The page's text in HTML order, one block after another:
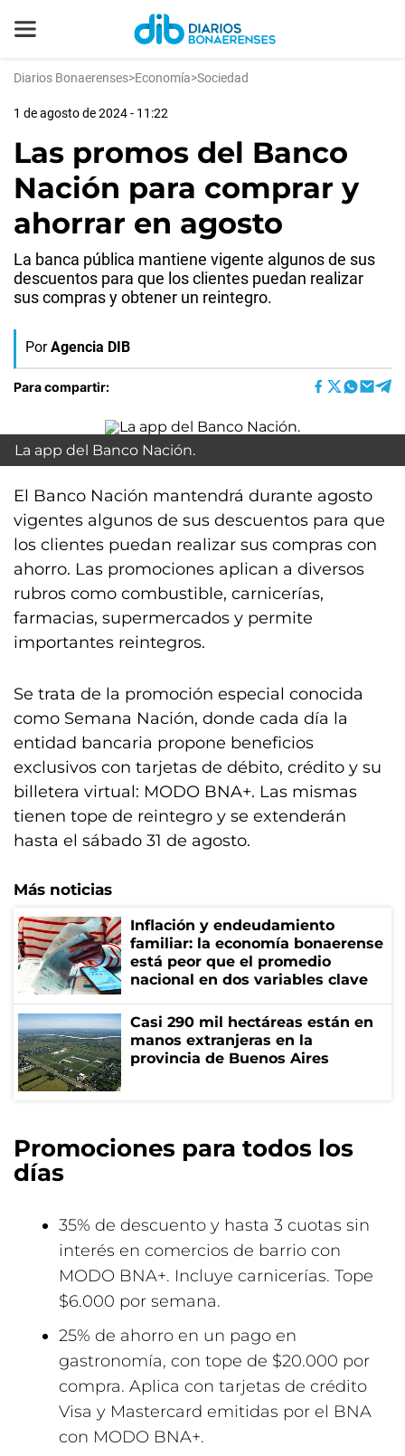
Diarios Bonaerenses>Economía>Sociedad
1 de agosto de 2024 - 11:22
Las promos del Banco
Nación para comprar y
ahorrar en agosto
La banca pública mantiene vigente algunos de sus
descuentos para que los clientes puedan realizar
sus compras y obtener un reintegro.
Por Agencia DIB
Para compartir:
La app del Banco Nación.
El Banco Nación mantendrá durante agosto
vigentes algunos de sus descuentos para que
los clientes puedan realizar sus compras con
ahorro. Las promociones aplican a diversos
rubros como combustible, carnicerías,
farmacias, supermercados y permite
importantes reintegros.
Se trata de la promoción especial conocida
como Semana Nación, donde cada día la
entidad bancaria propone beneficios
exclusivos con tarjetas de débito, crédito y su
billetera virtual: MODO BNA+. Las mismas
tienen tope de reintegro y se extenderán
hasta el sábado 31 de agosto.
Más noticias
Inflación y endeudamiento
familiar: la economía bonaerense
está peor que el promedio
nacional en dos variables clave
Casi 290 mil hectáreas están en
manos extranjeras en la
provincia de Buenos Aires
Promociones para todos los
días
35% de descuento y hasta 3 cuotas sin
interés en comercios de barrio con
MODO BNA+. Incluye carnicerías. Tope
$6.000 por semana.
25% de ahorro en un pago en
gastronomía, con tope de $20.000 por
compra. Aplica con tarjetas de crédito
Visa y Mastercard emitidas por el BNA
con MODO BNA+.